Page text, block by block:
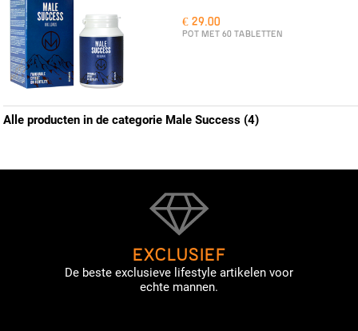
€ 29.00
POT MET 60 TABLETTEN
Alle producten in de categorie Male Success (4)
EXCLUSIEF
De beste exclusieve lifestyle artikelen voor
echte mannen.